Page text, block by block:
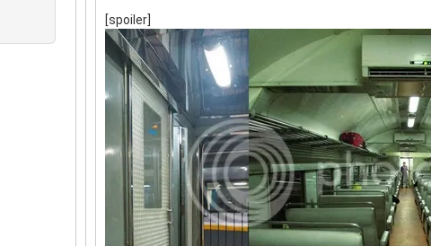
[spoiler]